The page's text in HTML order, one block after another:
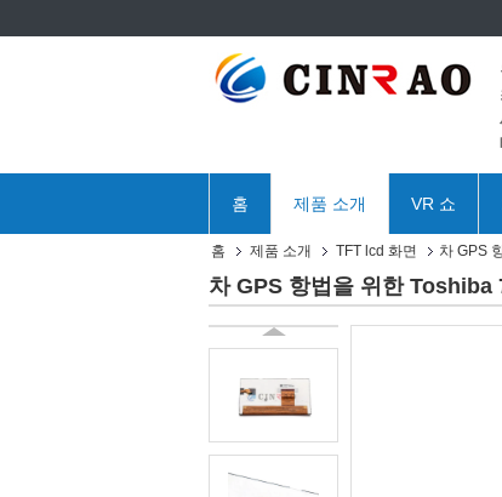
홈 제품 소개 VR 쇼
홈 제품 소개 TFT lcd 화면 차 GPS
차 GPS 항법을 위한 Toshiba